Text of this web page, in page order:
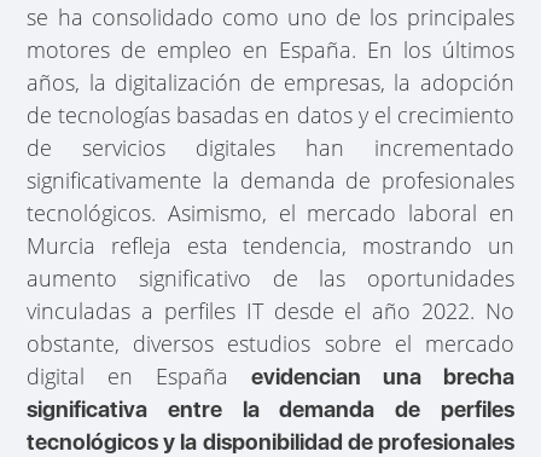
se ha consolidado como uno de los principales
motores de empleo en España. En los últimos
años, la digitalización de empresas, la adopción
de tecnologías basadas en datos y el crecimiento
de servicios digitales han incrementado
significativamente la demanda de profesionales
tecnológicos. Asimismo, el mercado laboral en
Murcia refleja esta tendencia, mostrando un
aumento significativo de las oportunidades
vinculadas a perfiles IT desde el año 2022. No
obstante, diversos estudios sobre el mercado
digital en España
evidencian una brecha
significativa entre la demanda de perfiles
tecnológicos y la disponibilidad de profesionales